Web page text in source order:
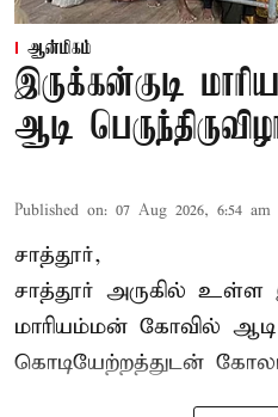
ஆன்மிகம்
இருக்கன்குடி
ஆடி
Published on: 07 Aug 2026, 6:54 am
சாத்தூர்,
சாத்தூர் அருகில் உள்ள
மாரியம்மன் கோவில் ஆடி
கொடியேற்றத்துடன்